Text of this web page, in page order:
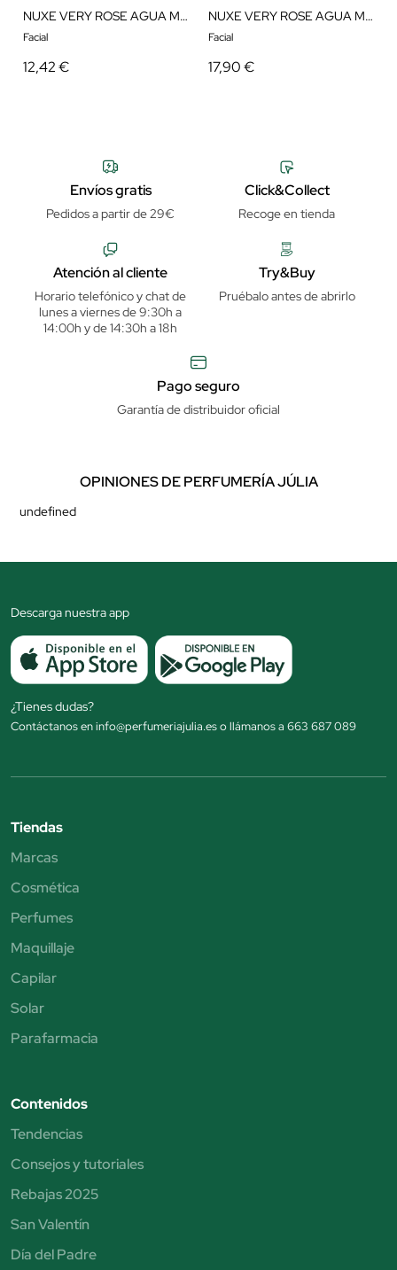
NUXE VERY ROSE AGUA MICELAR HIDRATANTE 3 EN 1 200ML
Facial
12,42 €
NUXE VERY ROSE AGUA MICELAR CALMANTE 3 EN 1 200ML
Facial
17,90 €
Envíos gratis
Pedidos a partir de 29€
Click&Collect
Recoge en tienda
Atención al cliente
Horario telefónico y chat de
lunes a viernes de 9:30h a
14:00h y de 14:30h a 18h
Try&Buy
Pruébalo antes de abrirlo
Pago seguro
Garantía de distribuidor oficial
OPINIONES DE PERFUMERÍA JÚLIA
undefined
Descarga nuestra app
¿Tienes dudas?
Contáctanos en info@perfumeriajulia.es o llámanos a 663 687 089
Tiendas
Marcas
Cosmética
Perfumes
Maquillaje
Capilar
Solar
Parafarmacia
Contenidos
Tendencias
Consejos y tutoriales
Rebajas 2025
San Valentín
Día del Padre